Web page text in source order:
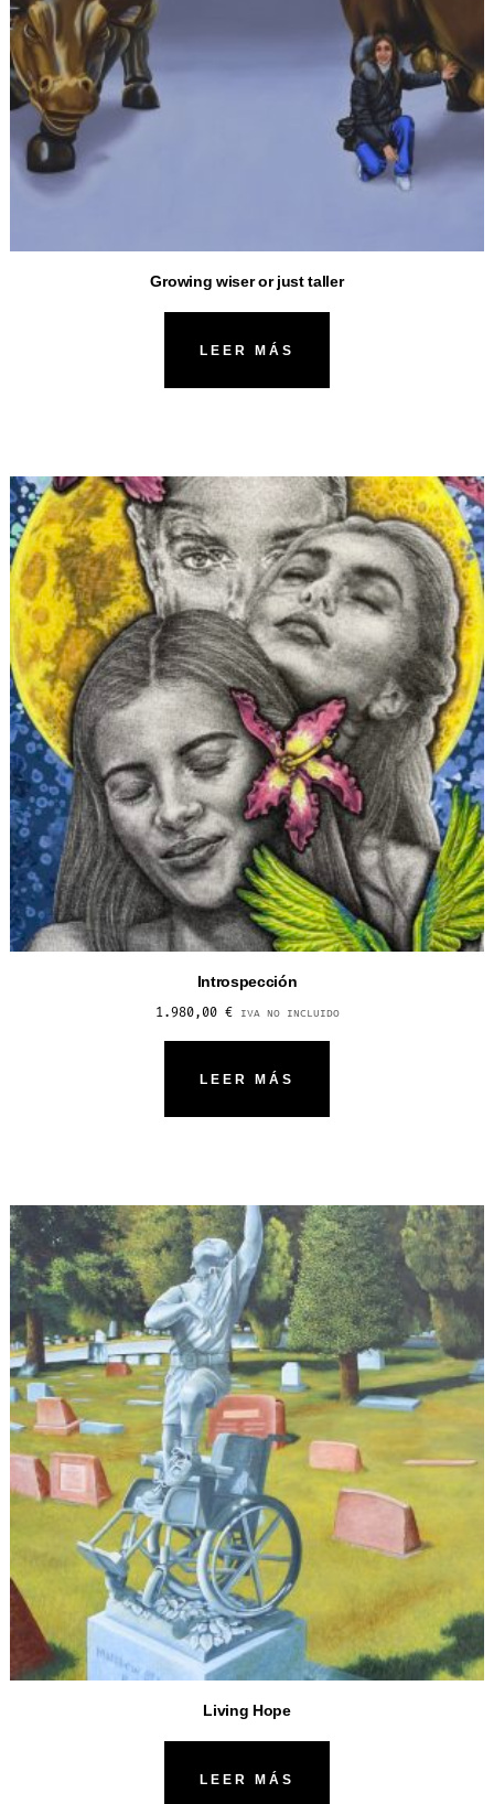
Growing wiser or just taller
LEER MÁS
Introspección
1.980,00 € IVA NO INCLUIDO
LEER MÁS
Living Hope
LEER MÁS